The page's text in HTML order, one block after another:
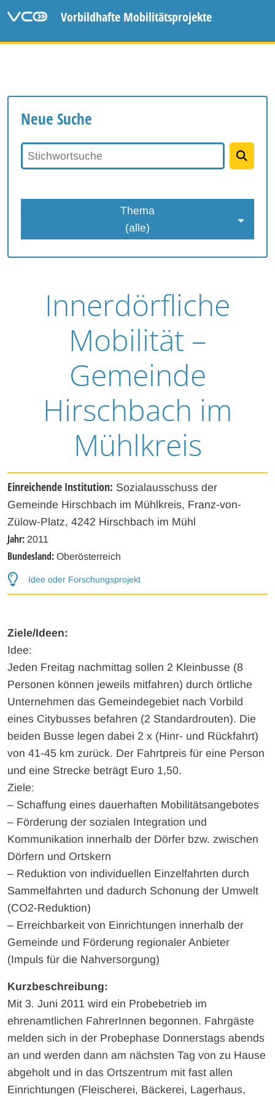
Vorbildhafte Mobilitätsprojekte
Innerdörfliche
Mobilität –
Gemeinde
Hirschbach im
Mühlkreis
Einreichende Institution: Sozialausschuss der
Gemeinde Hirschbach im Mühlkreis, Franz-von-
Zülow-Platz, 4242 Hirschbach im Mühl
Jahr: 2011
Bundesland: Oberösterreich
Idee oder Forschungsprojekt
Ziele/Ideen:
Idee:
Jeden Freitag nachmittag sollen 2 Kleinbusse (8
Personen können jeweils mitfahren) durch örtliche
Unternehmen das Gemeindegebiet nach Vorbild
eines Citybusses befahren (2 Standardrouten). Die
beiden Busse legen dabei 2 x (Hinr- und Rückfahrt)
von 41-45 km zurück. Der Fahrtpreis für eine Person
und eine Strecke beträgt Euro 1,50.
Ziele:
– Schaffung eines dauerhaften Mobilitätsangebotes
– Förderung der sozialen Integration und
Kommunikation innerhalb der Dörfer bzw. zwischen
Dörfern und Ortskern
– Reduktion von individuellen Einzelfahrten durch
Sammelfahrten und dadurch Schonung der Umwelt
(CO2-Reduktion)
– Erreichbarkeit von Einrichtungen innerhalb der
Gemeinde und Förderung regionaler Anbieter
(Impuls für die Nahversorgung)
Kurzbeschreibung:
Mit 3. Juni 2011 wird ein Probebetrieb im
ehrenamtlichen FahrerInnen begonnen. Fahrgäste
melden sich in der Probephase Donnerstags abends
an und werden dann am nächsten Tag von zu Hause
abgeholt und in das Ortszentrum mit fast allen
Einrichtungen (Fleischerei, Bäckerei, Lagerhaus,
Neue Suche
Stichwortsuche
Thema
(alle)